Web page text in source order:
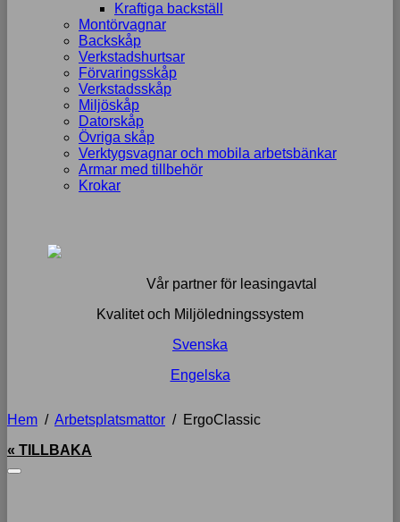
Kraftiga backställ
Montörvagnar
Backskåp
Verkstadshurtsar
Förvaringsskåp
Verkstadsskåp
Miljöskåp
Datorskåp
Övriga skåp
Verktygsvagnar och mobila arbetsbänkar
Armar med tillbehör
Krokar
Vår partner för leasingavtal
Kvalitet och Miljöledningssystem
Svenska
Engelska
Hem / Arbetsplatsmattor / ErgoClassic
« TILLBAKA